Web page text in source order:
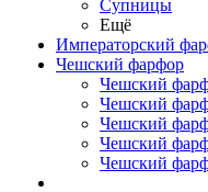
Супницы
Ещё
Императорский
Чешский фарфор
Чешский
Чешский
Чешский
Чешский
Чешский